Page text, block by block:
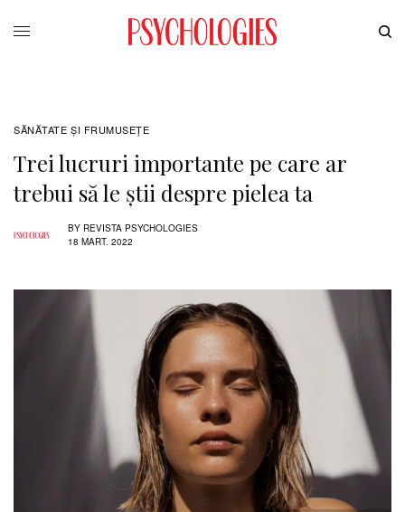
SĂNĂTATE ŞI FRUMUSEȚE
Trei lucruri importante pe care ar
trebui să le știi despre pielea ta
BY REVISTA PSYCHOLOGIES
18 MART. 2022